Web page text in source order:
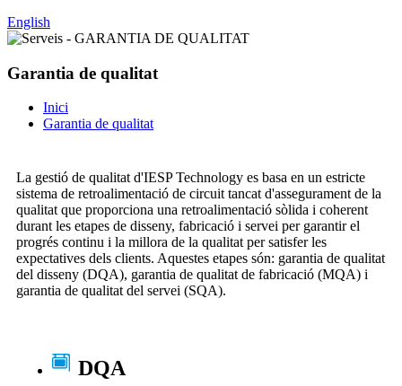
English
Garantia de qualitat
Inici
Garantia de qualitat
La gestió de qualitat d'IESP Technology es basa en un estricte
sistema de retroalimentació de circuit tancat d'assegurament de la
qualitat que proporciona una retroalimentació sòlida i coherent
durant les etapes de disseny, fabricació i servei per garantir el
progrés continu i la millora de la qualitat per satisfer les
expectatives dels clients. Aquestes etapes són: garantia de qualitat
del disseny (DQA), garantia de qualitat de fabricació (MQA) i
garantia de qualitat del servei (SQA).
DQA